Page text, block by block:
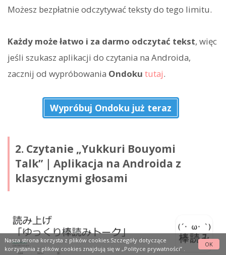
Możesz bezpłatnie odczytywać teksty do tego limitu.
Każdy może łatwo i za darmo odczytać tekst, więc
jeśli szukasz aplikacji do czytania na Androida,
zacznij od wypróbowania Ondoku tutaj.
Wypróbuj Ondoku już teraz
2. Czytanie „Yukkuri Bouyomi
Talk”｜Aplikacja na Androida z
klasycznymi głosami
Nasza strona korzysta z plików cookies.Szczegóły dotyczące
korzystania z plików cookies znajdują się w „Polityce prywatności”.
OK